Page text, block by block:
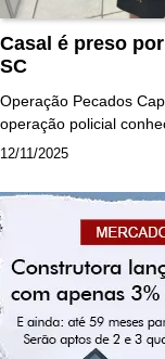
Casal é preso
SC
Operação Pecados
operação policial
12/11/2025